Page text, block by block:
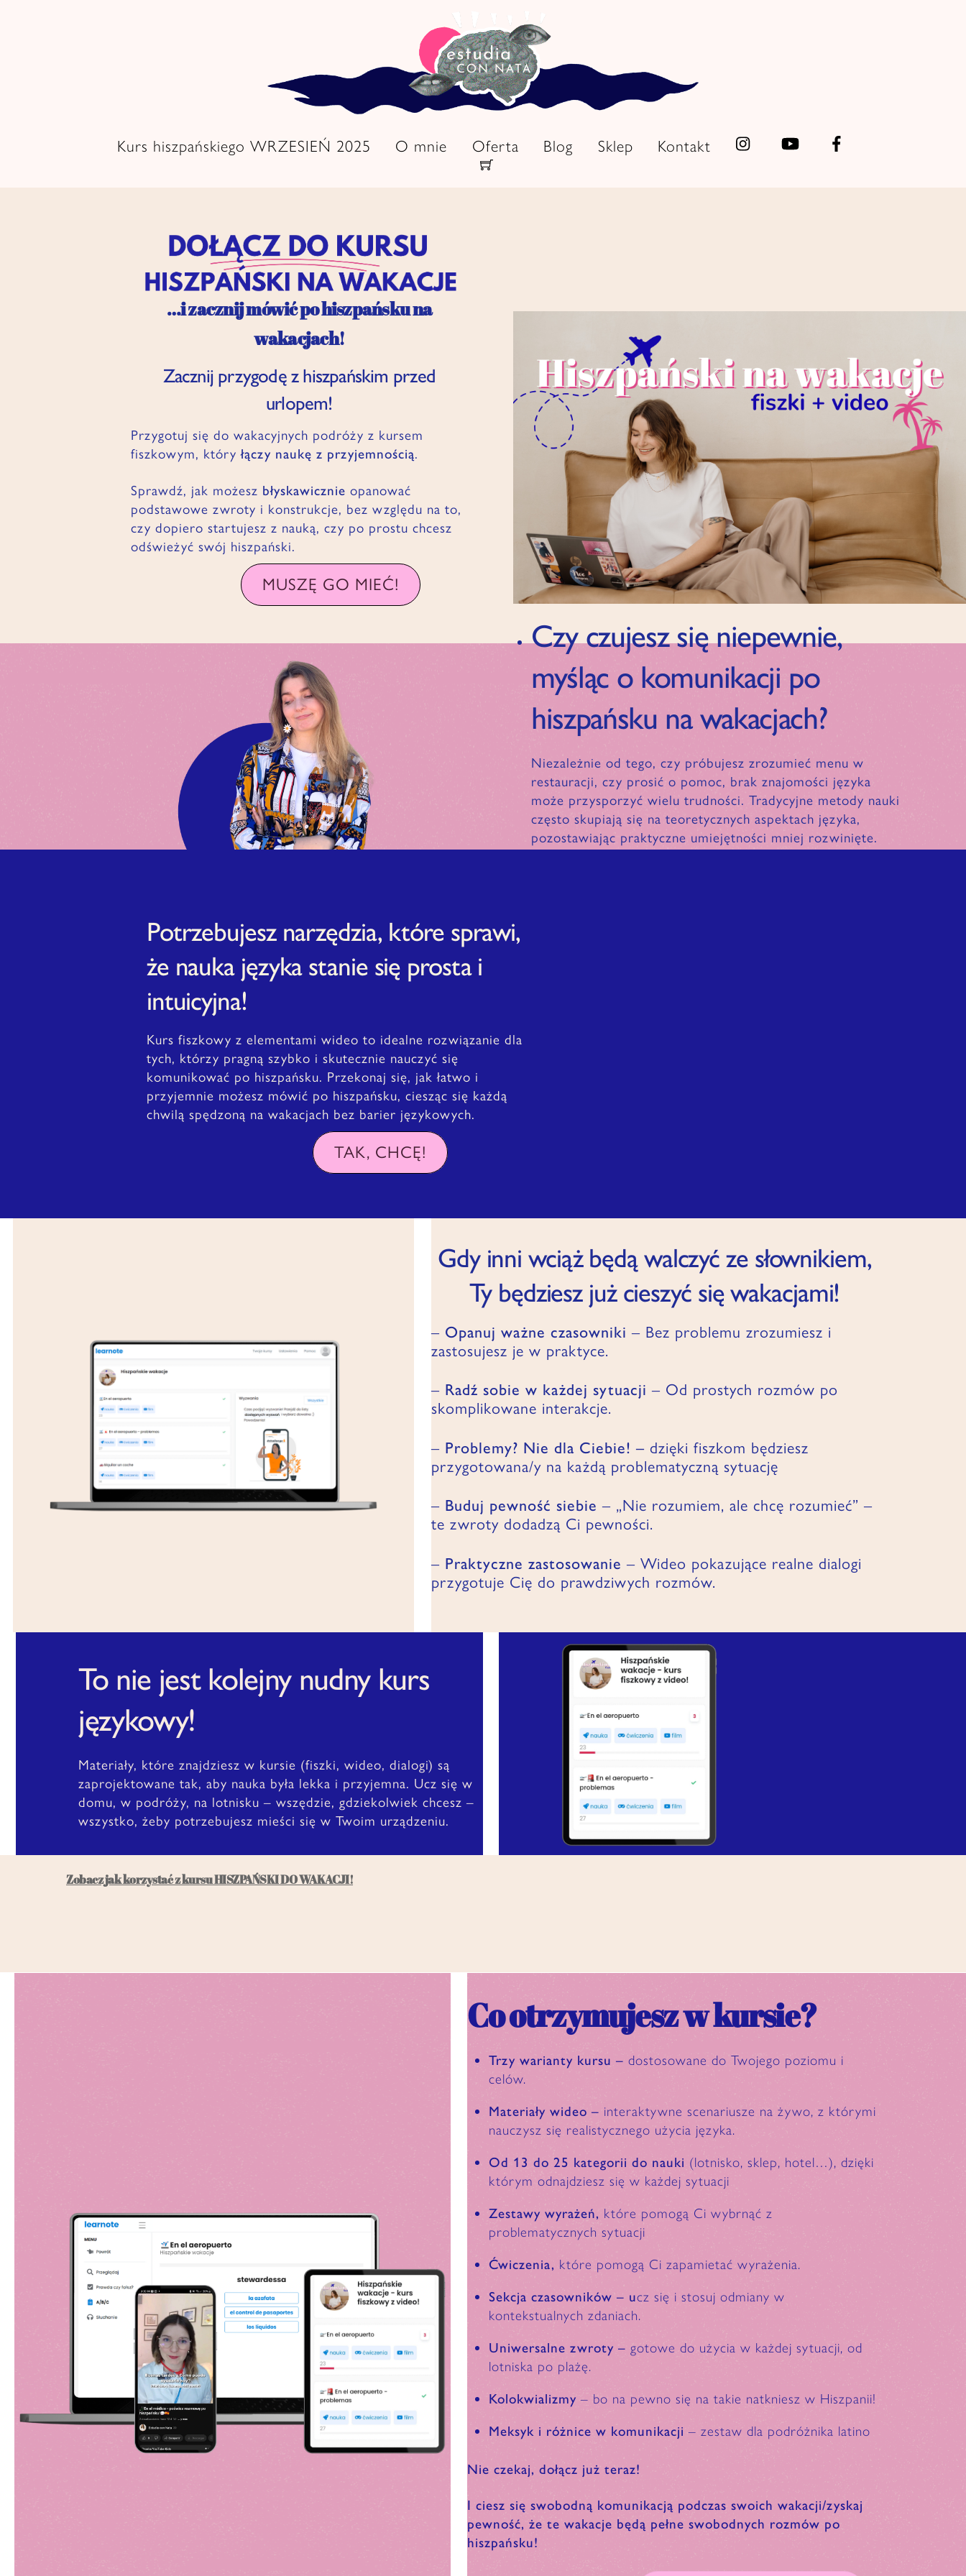
Kurs hiszpańskiego WRZESIEŃ 2025 O mnie Oferta Blog Sklep Kontakt
Cart
…i zacznij mówić po hiszpańsku na
wakacjach!
Zacznij przygodę z hiszpańskim przed
urlopem!
Przygotuj się do wakacyjnych podróży z kursem
fiszkowym, który łączy naukę z przyjemnością.
Sprawdź, jak możesz błyskawicznie opanować
podstawowe zwroty i konstrukcje, bez względu na to,
czy dopiero startujesz z nauką, czy po prostu chcesz
odświeżyć swój hiszpański.
MUSZĘ GO MIEĆ!
Czy czujesz się niepewnie,
myśląc o komunikacji po
hiszpańsku na wakacjach?
Niezależnie od tego, czy próbujesz zrozumieć menu w
restauracji, czy prosić o pomoc, brak znajomości języka
może przysporzyć wielu trudności. Tradycyjne metody nauki
często skupiają się na teoretycznych aspektach języka,
pozostawiając praktyczne umiejętności mniej rozwinięte.
Potrzebujesz narzędzia, które sprawi,
że nauka języka stanie się prosta i
intuicyjna!
Kurs fiszkowy z elementami wideo to idealne rozwiązanie dla
tych, którzy pragną szybko i skutecznie nauczyć się
komunikować po hiszpańsku. Przekonaj się, jak łatwo i
przyjemnie możesz mówić po hiszpańsku, ciesząc się każdą
chwilą spędzoną na wakacjach bez barier językowych.
TAK, CHCĘ!
Gdy inni wciąż będą walczyć ze słownikiem,
Ty będziesz już cieszyć się wakacjami!
– Opanuj ważne czasowniki – Bez problemu zrozumiesz i
zastosujesz je w praktyce.
– Radź sobie w każdej sytuacji – Od prostych rozmów po
skomplikowane interakcje.
– Problemy? Nie dla Ciebie! –dzięki fiszkom będziesz
przygotowana/y na każdą problematyczną sytuację
– Buduj pewność siebie – „Nie rozumiem, ale chcę rozumieć” –
te zwroty dodadzą Ci pewności.
– Praktyczne zastosowanie – Wideo pokazujące realne dialogi
przygotuje Cię do prawdziwych rozmów.
To nie jest kolejny nudny kurs
językowy!
Materiały, które znajdziesz w kursie (fiszki, wideo, dialogi) są
zaprojektowane tak, aby nauka była lekka i przyjemna. Ucz się w
domu, w podróży, na lotnisku – wszędzie, gdziekolwiek chcesz –
wszystko, żeby potrzebujesz mieści się w Twoim urządzeniu.
Zobacz jak korzystać z kursu HISZPAŃSKI DO WAKACJI!
Co otrzymujesz w kursie?
Trzy warianty kursu –dostosowane do Twojego poziomu i
celów.
Materiały wideo – interaktywne scenariusze na żywo, z którymi
nauczysz się realistycznego użycia języka.
Od 13 do 25 kategorii do nauki (lotnisko, sklep, hotel…), dzięki
którym odnajdziesz się w każdej sytuacji
Zestawy wyrażeń, które pomogą Ci wybrnąć z
problematycznych sytuacji
Ćwiczenia, które pomogą Ci zapamietać wyrażenia.
Sekcja czasowników – ucz się i stosuj odmiany w
kontekstualnych zdaniach.
Uniwersalne zwroty –gotowe do użycia w każdej sytuacji, od
lotniska po plażę.
Kolokwializmy– bo na pewno się na takie natkniesz w Hiszpanii!
Meksyk i różnice w komunikacji – zestaw dla podróżnika latino
Nie czekaj, dołącz już teraz!
I ciesz się swobodną komunikacją podczas swoich wakacji/zyskaj
pewność, że te wakacje będą pełne swobodnych rozmów po
hiszpańsku!